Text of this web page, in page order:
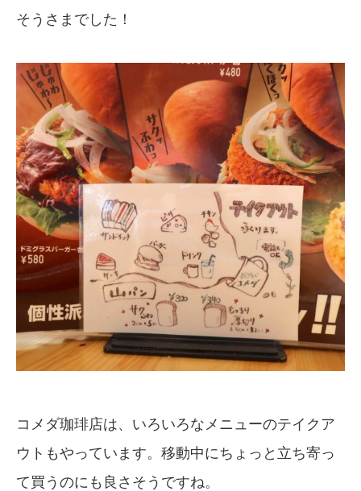
そうさまでした！
コメダ珈琲店は、いろいろなメニューのテイクア
ウトもやっています。移動中にちょっと立ち寄っ
て買うのにも良さそうですね。